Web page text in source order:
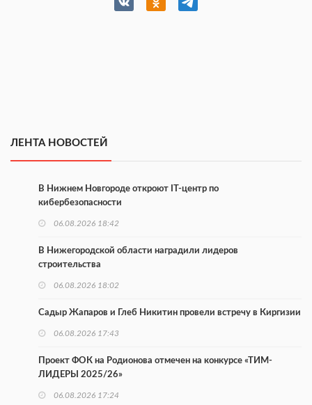
ЛЕНТА НОВОСТЕЙ
В Нижнем Новгороде откроют IT-центр по
кибербезопасности
06.08.2026 18:42
В Нижегородской области наградили лидеров
строительства
06.08.2026 18:02
Садыр Жапаров и Глеб Никитин провели встречу в Киргизии
06.08.2026 17:43
Проект ФОК на Родионова отмечен на конкурсе «ТИМ-
ЛИДЕРЫ 2025/26»
06.08.2026 17:24